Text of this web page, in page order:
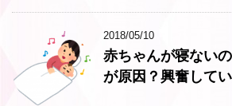
2018/05/10
赤ちゃんが寝ない
が原因？興奮して